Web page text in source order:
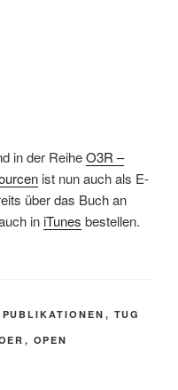
in der ReiheO3R –
ist nun auch als E-
über das Buch an
iniTunes bestellen.
PUBLIKATIONEN , TUG
, OPEN